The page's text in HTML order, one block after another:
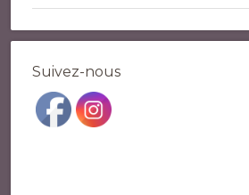
Suivez-nous